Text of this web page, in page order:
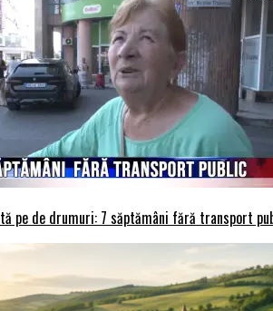
pe de drumuri: 7 săptămâni fără transport